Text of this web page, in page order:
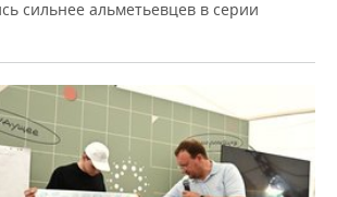
сильнее альметьевцев в серии